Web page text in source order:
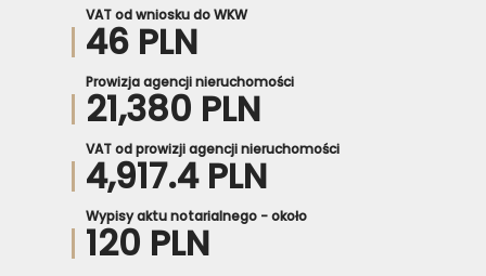
VAT od wniosku do WKW
46 PLN
Prowizja agencji nieruchomości
21,380 PLN
VAT od prowizji agencji nieruchomości
4,917.4 PLN
Wypisy aktu notarialnego - około
120 PLN